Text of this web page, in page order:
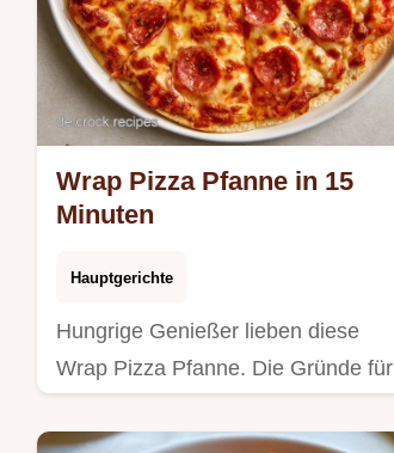
Wrap Pizza Pfanne in 15
Minuten
Hauptgerichte
Hungrige Genießer lieben diese
Wrap Pizza Pfanne. Die Gründe für